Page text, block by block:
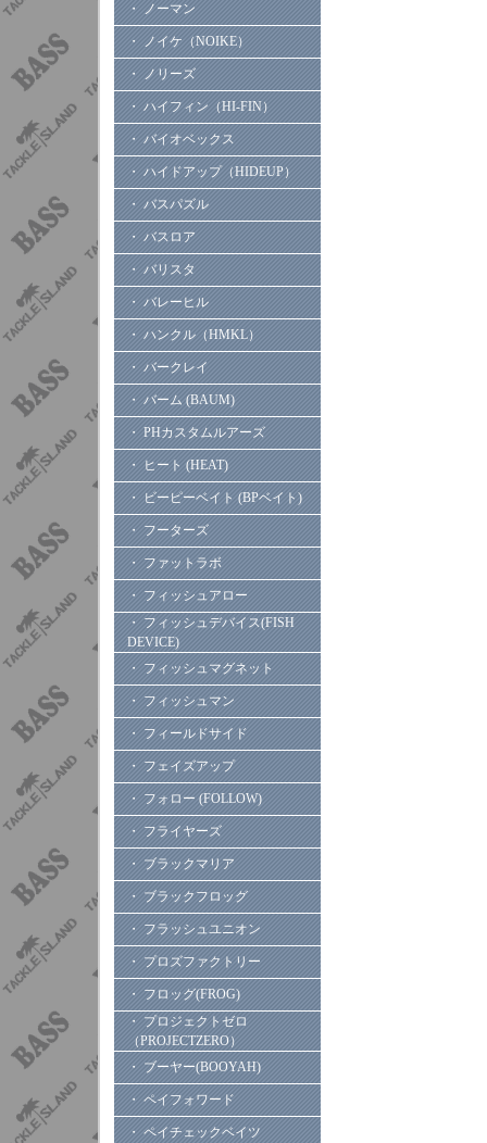
・ ノーマン
・ ノイケ（NOIKE）
・ ノリーズ
・ ハイフィン（HI-FIN）
・ バイオベックス
・ ハイドアップ（HIDEUP）
・ バスパズル
・ バスロア
・ バリスタ
・ バレーヒル
・ ハンクル（HMKL）
・ バークレイ
・ バーム (BAUM)
・ PHカスタムルアーズ
・ ヒート (HEAT)
・ ビーピーベイト (BPベイト)
・ フーターズ
・ ファットラボ
・ フィッシュアロー
・ フィッシュデバイス(FISH
DEVICE)
・ フィッシュマグネット
・ フィッシュマン
・ フィールドサイド
・ フェイズアップ
・ フォロー (FOLLOW)
・ フライヤーズ
・ ブラックマリア
・ ブラックフロッグ
・ フラッシュユニオン
・ プロズファクトリー
・ フロッグ(FROG)
・ プロジェクトゼロ
（PROJECTZERO）
・ ブーヤー(BOOYAH)
・ ペイフォワード
・ ペイチェックベイツ